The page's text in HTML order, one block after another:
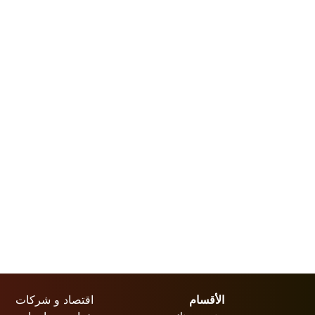
الأقسام
اقتصاد و شركات